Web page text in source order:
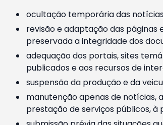
ocultação temporária das
revisão e adaptação das páginas
preservada a integridade dos
adequação dos portais, sites
publicados e aos recursos de
suspensão da produção e da
manutenção apenas de notícias,
prestação de serviços públicos,